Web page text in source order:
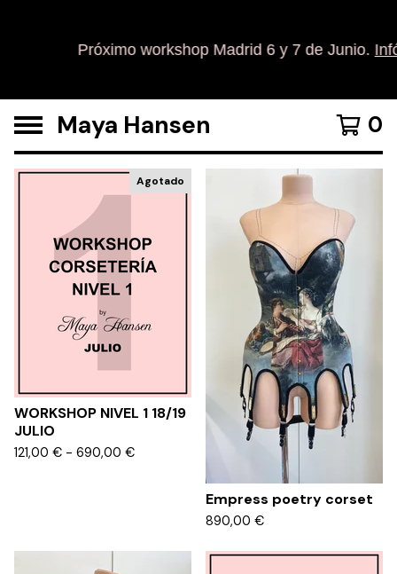
Próximo workshop Madrid 6 y 7 de Junio.
Maya Hansen 0
Agotado
WORKSHOP NIVEL 1 18/19
JULIO
121,00 € - 690,00 €
Empress poetry corset
890,00 €